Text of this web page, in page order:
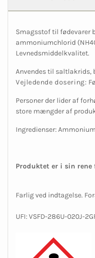
Smagsstof til fødevarer
ammoniumchlorid
Levnedsmiddelkvalitet.
Anvendes til saltlakrids,
Vejledende dosering:
Personer der lider af
store mængder af
Ingredienser:
Produktet er i sin
Farlig ved indtagelse.
UFI: VSFD-286U-020J-